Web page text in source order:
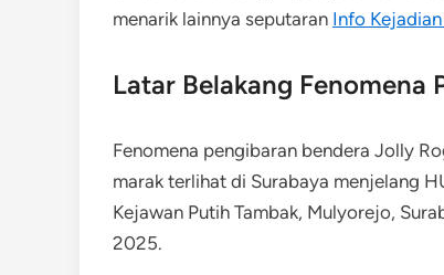
menarik lainnya seputaran Info
Latar Belakang Fenomena
Fenomena pengibaran bendera Jolly
marak terlihat di Surabaya menjelang
Kejawan Putih Tambak, Mulyorejo,
2025.